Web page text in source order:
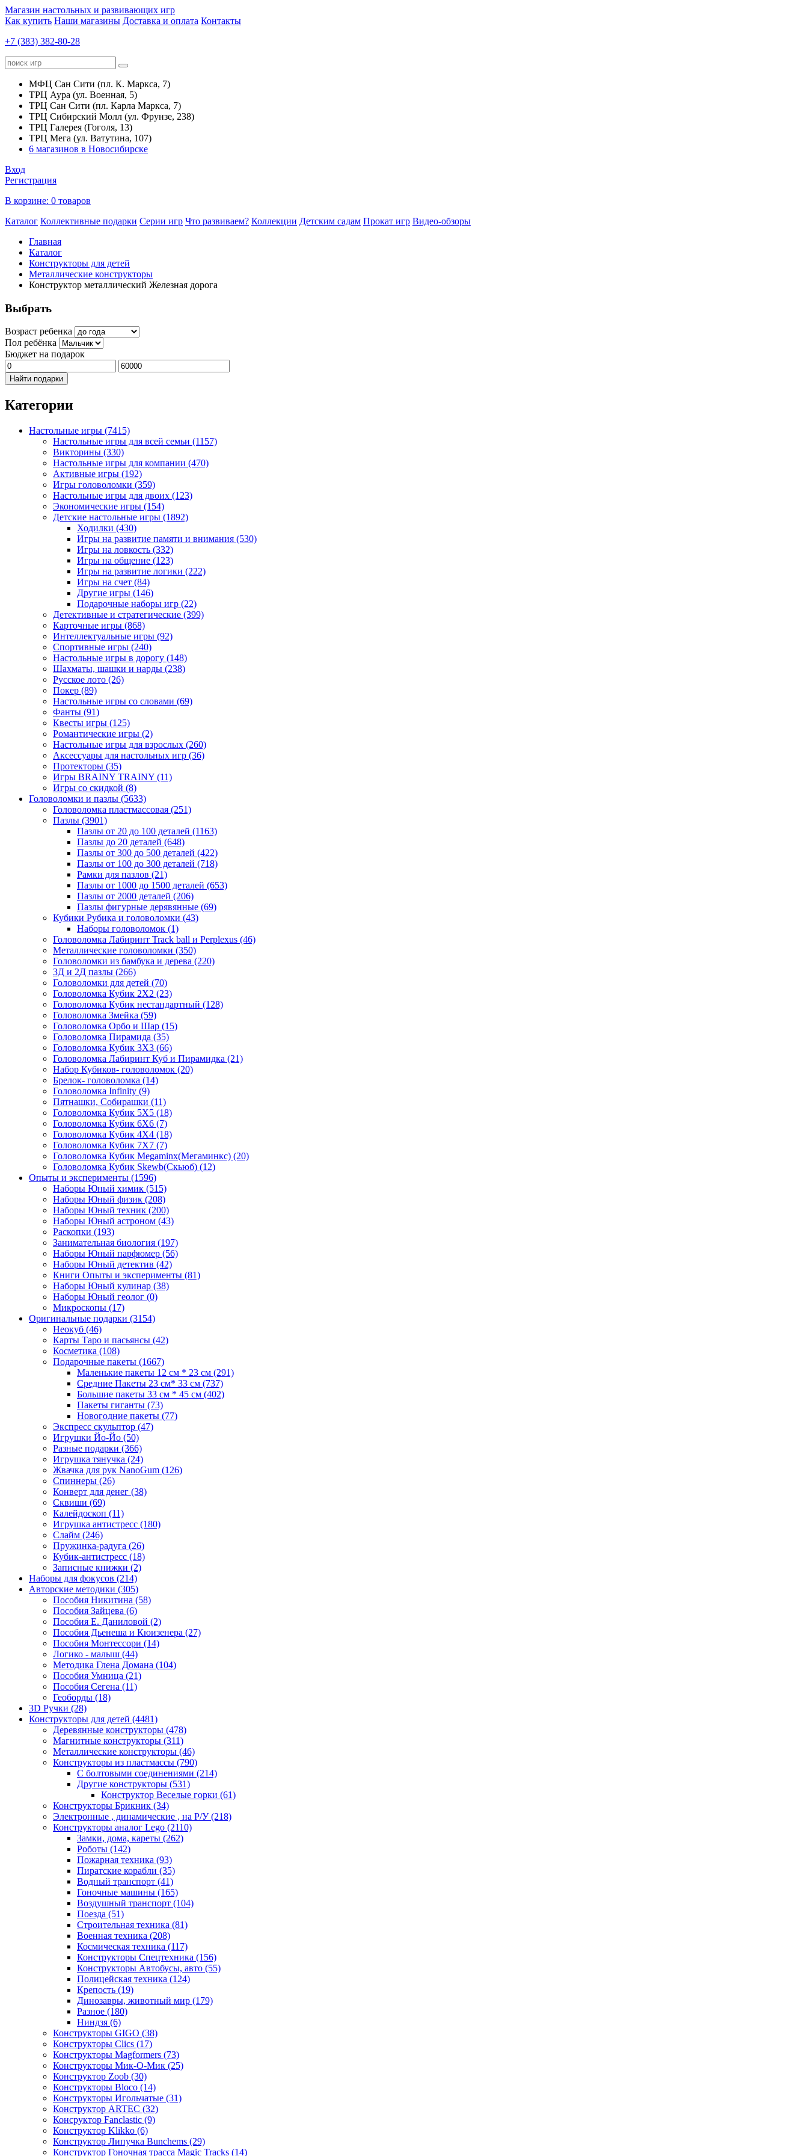
Магазин настольных и развивающих игр
Как купить Наши магазины Доставка и оплата Контакты
+7 (383) 382-80-28
МФЦ Сан Сити (пл. К. Маркса, 7)
ТРЦ Аура (ул. Военная, 5)
ТРЦ Сан Сити (пл. Карла Маркса, 7)
ТРЦ Сибирский Молл (ул. Фрунзе, 238)
ТРЦ Галерея (Гоголя, 13)
ТРЦ Мега (ул. Ватутина, 107)
6 магазинов в Новосибирске
Вход
Регистрация
В корзине: 0 товаров
Каталог Коллективные подарки Серии игр Что развиваем? Коллекции Детским садам Прокат игр Видео-обзоры
Главная
Каталог
Конструкторы для детей
Металлические конструкторы
Конструктор металлический Железная дорога
Выбрать
Возраст ребенка
Пол ребёнка
Бюджет на подарок
Найти подарки
Категории
Настольные игры (7415)
Настольные игры для всей семьи (1157)
Викторины (330)
Настольные игры для компании (470)
Активные игры (192)
Игры головоломки (359)
Настольные игры для двоих (123)
Экономические игры (154)
Детские настольные игры (1892)
Ходилки (430)
Игры на развитие памяти и внимания (530)
Игры на ловкость (332)
Игры на общение (123)
Игры на развитие логики (222)
Игры на счет (84)
Другие игры (146)
Подарочные наборы игр (22)
Детективные и стратегические (399)
Карточные игры (868)
Интеллектуальные игры (92)
Спортивные игры (240)
Настольные игры в дорогу (148)
Шахматы, шашки и нарды (238)
Русское лото (26)
Покер (89)
Настольные игры со словами (69)
Фанты (91)
Квесты игры (125)
Романтические игры (2)
Настольные игры для взрослых (260)
Аксессуары для настольных игр (36)
Протекторы (35)
Игры BRAINY TRAINY (11)
Игры со скидкой (8)
Головоломки и пазлы (5633)
Головоломка пластмассовая (251)
Пазлы (3901)
Пазлы от 20 до 100 деталей (1163)
Пазлы до 20 деталей (648)
Пазлы от 300 до 500 деталей (422)
Пазлы от 100 до 300 деталей (718)
Рамки для пазлов (21)
Пазлы от 1000 до 1500 деталей (653)
Пазлы от 2000 деталей (206)
Пазлы фигурные дерявянные (69)
Кубики Рубика и головоломки (43)
Наборы головоломок (1)
Головоломка Лабиринт Track ball и Perplexus (46)
Металлические головоломки (350)
Головоломки из бамбука и дерева (220)
3Д и 2Д пазлы (266)
Головоломки для детей (70)
Головоломка Кубик 2Х2 (23)
Головоломка Кубик нестандартный (128)
Головоломка Змейка (59)
Головоломка Орбо и Шар (15)
Головоломка Пирамида (35)
Головоломка Кубик 3Х3 (66)
Головоломка Лабиринт Куб и Пирамидка (21)
Набор Кубиков- головоломок (20)
Брелок- головоломка (14)
Головоломка Infinity (9)
Пятнашки, Собирашки (11)
Головоломка Кубик 5Х5 (18)
Головоломка Кубик 6Х6 (7)
Головоломка Кубик 4Х4 (18)
Головоломка Кубик 7Х7 (7)
Головоломка Кубик Megaminx(Мегаминкс) (20)
Головоломка Кубик Skewb(Скьюб) (12)
Опыты и эксперименты (1596)
Наборы Юный химик (515)
Наборы Юный физик (208)
Наборы Юный техник (200)
Наборы Юный астроном (43)
Раскопки (193)
Занимательная биология (197)
Наборы Юный парфюмер (56)
Наборы Юный детектив (42)
Книги Опыты и эксперименты (81)
Наборы Юный кулинар (38)
Наборы Юный геолог (0)
Микроскопы (17)
Оригинальные подарки (3154)
Неокуб (46)
Карты Таро и пасьянсы (42)
Косметика (108)
Подарочные пакеты (1667)
Маленькие пакеты 12 см * 23 см (291)
Средние Пакеты 23 см* 33 см (737)
Большие пакеты 33 см * 45 см (402)
Пакеты гиганты (73)
Новогодние пакеты (77)
Экспресс скульптор (47)
Игрушки Йо-Йо (50)
Разные подарки (366)
Игрушка тянучка (24)
Жвачка для рук NanoGum (126)
Спиннеры (26)
Конверт для денег (38)
Сквиши (69)
Калейдоскоп (11)
Игрушка антистресс (180)
Слайм (246)
Пружинка-радуга (26)
Кубик-антистресс (18)
Записные книжки (2)
Наборы для фокусов (214)
Авторские методики (305)
Пособия Никитина (58)
Пособия Зайцева (6)
Пособия Е. Даниловой (2)
Пособия Дьенеша и Кюизенера (27)
Пособия Монтессори (14)
Логико - малыш (44)
Методика Глена Домана (104)
Пособия Умница (21)
Пособия Сегена (11)
Геоборды (18)
3D Ручки (28)
Конструкторы для детей (4481)
Деревянные конструкторы (478)
Магнитные конструкторы (311)
Металлические конструкторы (46)
Конструкторы из пластмассы (790)
С болтовыми соединениями (214)
Другие конструкторы (531)
Конструктор Веселые горки (61)
Конструкторы Брикник (34)
Электронные , динамические , на Р/У(218)
Конструкторы аналог Lego (2110)
Замки, дома, кареты (262)
Роботы (142)
Пожарная техника (93)
Пиратские корабли (35)
Водный транспорт (41)
Гоночные машины (165)
Воздушный транспорт (104)
Поезда (51)
Строительная техника (81)
Военная техника (208)
Космическая техника (117)
Конструкторы Спецтехника (156)
Конструкторы Автобусы, авто (55)
Полицейская техника (124)
Крепость (19)
Динозавры, животный мир (179)
Разное (180)
Ниндзя (6)
Конструкторы GIGO (38)
Конструкторы Clics (17)
Конструкторы Magformers (73)
Конструкторы Мик-О-Мик (25)
Конструктор Zoob (30)
Конструкторы Bloco (14)
Конструкторы Игольчатые (31)
Конструктор ARTEC (32)
Консруктор Fanclastic (9)
Конструктор Klikko (6)
Конструктор Липучка Bunchems (29)
Конструктор Гоночная трасса Magic Tracks (14)